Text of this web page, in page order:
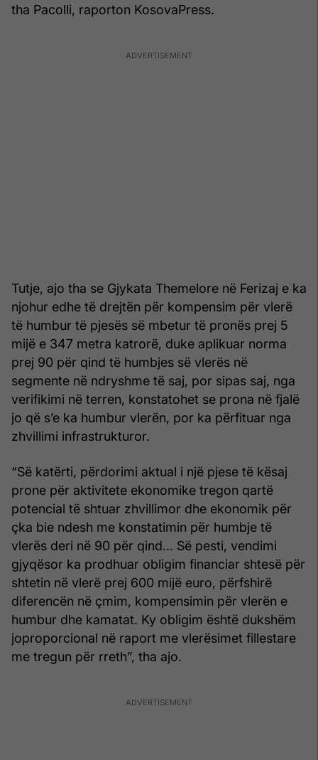
tha Pacolli, raporton KosovaPress.
Tutje, ajo tha se Gjykata Themelore në Ferizaj e ka
njohur edhe të drejtën për kompensim për vlerë
të humbur të pjesës së mbetur të pronës prej 5
mijë e 347 metra katrorë, duke aplikuar norma
prej 90 për qind të humbjes së vlerës në
segmente në ndryshme të saj, por sipas saj, nga
verifikimi në terren, konstatohet se prona në fjalë
jo që s’e ka humbur vlerën, por ka përfituar nga
zhvillimi infrastrukturor.
“Së katërti, përdorimi aktual i një pjese të kësaj
prone për aktivitete ekonomike tregon qartë
potencial të shtuar zhvillimor dhe ekonomik për
çka bie ndesh me konstatimin për humbje të
vlerës deri në 90 për qind... Së pesti, vendimi
gjyqësor ka prodhuar obligim financiar shtesë për
shtetin në vlerë prej 600 mijë euro, përfshirë
diferencën në çmim, kompensimin për vlerën e
humbur dhe kamatat. Ky obligim është dukshëm
joproporcional në raport me vlerësimet fillestare
me tregun për rreth”, tha ajo.